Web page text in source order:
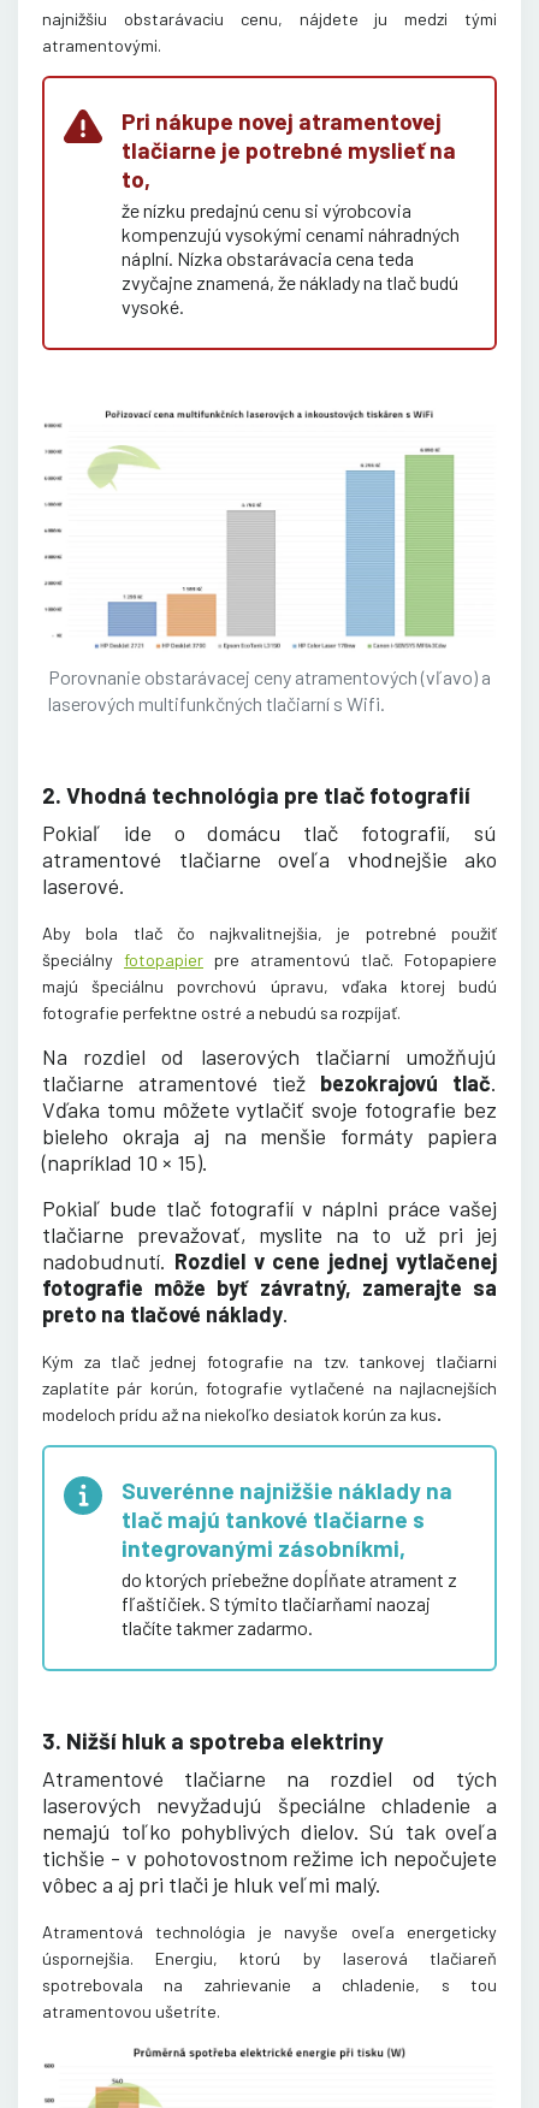
najnižšiu obstarávaciu cenu, nájdete ju medzi tými
atramentovými.
Pri nákupe novej atramentovej
tlačiarne je potrebné myslieť na
to,
že nízku predajnú cenu si výrobcovia
kompenzujú vysokými cenami náhradných
náplní. Nízka obstarávacia cena teda
zvyčajne znamená, že náklady na tlač budú
vysoké.
Porovnanie obstarávacej ceny atramentových (vľavo) a
laserových multifunkčných tlačiarní s Wifi.
2. Vhodná technológia pre tlač fotografií
Pokiaľ ide o domácu tlač fotografií, sú
atramentové tlačiarne oveľa vhodnejšie ako
laserové.
Aby bola tlač čo najkvalitnejšia, je potrebné použiť
špeciálny fotopapier pre atramentovú tlač. Fotopapiere
majú špeciálnu povrchovú úpravu, vďaka ktorej budú
fotografie perfektne ostré a nebudú sa rozpíjať.
Na rozdiel od laserových tlačiarní umožňujú
tlačiarne atramentové tiež bezokrajovú tlač.
Vďaka tomu môžete vytlačiť svoje fotografie bez
bieleho okraja aj na menšie formáty papiera
(napríklad 10 × 15).
Pokiaľ bude tlač fotografií v náplni práce vašej
tlačiarne prevažovať, myslite na to už pri jej
nadobudnutí. Rozdiel v cene jednej vytlačenej
fotografie môže byť závratný, zamerajte sa
preto na tlačové náklady.
Kým za tlač jednej fotografie na tzv. tankovej tlačiarni
zaplatíte pár korún, fotografie vytlačené na najlacnejších
modeloch prídu až na niekoľko desiatok korún za kus.
Suverénne najnižšie náklady na
tlač majú tankové tlačiarne s
integrovanými zásobníkmi,
do ktorých priebežne dopĺňate atrament z
fľaštičiek. S týmito tlačiarňami naozaj
tlačíte takmer zadarmo.
3. Nižší hluk a spotreba elektriny
Atramentové tlačiarne na rozdiel od tých
laserových nevyžadujú špeciálne chladenie a
nemajú toľko pohyblivých dielov. Sú tak oveľa
tichšie - v pohotovostnom režime ich nepočujete
vôbec a aj pri tlači je hluk veľmi malý.
Atramentová technológia je navyše oveľa energeticky
úspornejšia. Energiu, ktorú by laserová tlačiareň
spotrebovala na zahrievanie a chladenie, s tou
atramentovou ušetríte.